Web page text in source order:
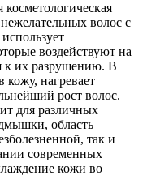
волос с
воздействуют на
к их разрушению. В
кожу, нагревает
рост волос.
для различных
область
так и
современных
кожи во